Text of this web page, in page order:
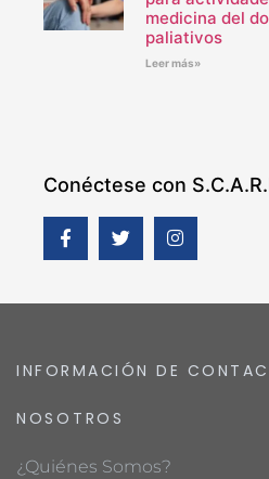
medicina del
paliativos
Leer más»
Conéctese con
INFORMACIÓN DE
NOSOTROS
¿Quiénes Somos?